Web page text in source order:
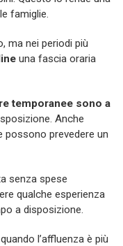
famiglie.
ma nei periodi più
una fascia oraria
temporanee sono a
Anche
possono prevedere un
senza spese
qualche esperienza
a disposizione.
l’affluenza è più